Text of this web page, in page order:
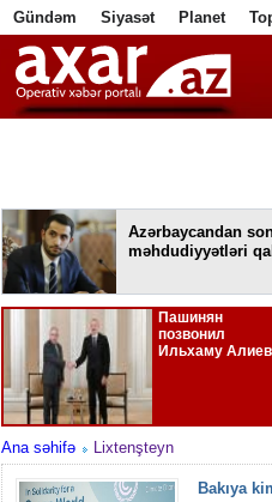
Gündəm Siyasət Planet
Azərbaycandan
məhdudiyyətləri
Ana səhifə Lixtenşteyn
Bakıya